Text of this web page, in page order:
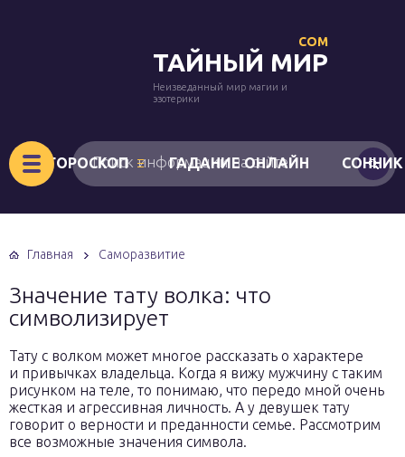
ТАЙНЫЙ МИР
COM
Неизведанный мир магии и
эзотерики
ГОРОСКОП ГАДАНИЕ ОНЛАЙН СОННИК
Главная Саморазвитие
Значение тату волка: что
символизирует
Тату с волком может многое рассказать о характере
и привычках владельца. Когда я вижу мужчину с таким
рисунком на теле, то понимаю, что передо мной очень
жесткая и агрессивная личность. А у девушек тату
говорит о верности и преданности семье. Рассмотрим
все возможные значения символа.